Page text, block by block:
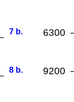
7 b. 6300
8 b. 9200